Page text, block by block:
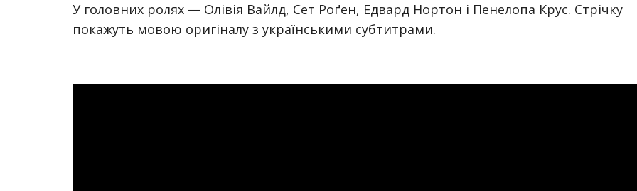
У головних ролях — Олівія Вайлд, Сет Роґен, Едвард Нортон і Пенелопа Крус. Стрічку
покажуть мовою оригіналу з українськими субтитрами.